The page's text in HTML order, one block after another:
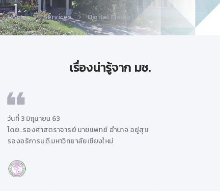
Home Services Digital Media
เรื่องน่ารู้จาก มช.
วันที่ 3 มิถุนายน 63
โดย..รองศาสตราจารย์ นายแพทย์ อำนาจ อยู่สุข
รองอธิการบดีมหาวิทยาลัยเชียงใหม่